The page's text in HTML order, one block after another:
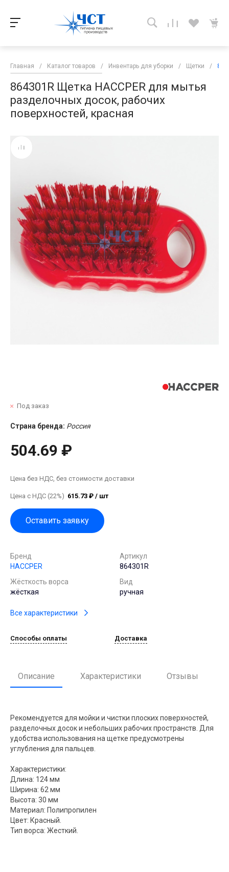
Главная / Каталог товаров / Инвентарь для уборки / Щетки /
864301R Щетка HACCPER для мытья
разделочных досок, рабочих
поверхностей, красная
Под заказ
Страна бренда: Россия
504.69 ₽
Цена без НДС, без стоимости доставки
Цена с НДС (22%) 615.73 ₽ / шт
Оставить заявку
Бренд
HACCPER
Артикул
864301R
Жёсткость ворса
жёсткая
Вид
ручная
Все характеристики
Способы оплаты Доставка
Описание Характеристики Отзывы
Рекомендуется для мойки и чистки плоских поверхностей,
разделочных досок и небольших рабочих пространств. Для
удобства использования на щетке предусмотрены
углубления для пальцев.
Характеристики:
Длина: 124 мм
Ширина: 62 мм
Высота: 30 мм
Материал: Полипропилен
Цвет: Красный.
Тип ворса: Жесткий.